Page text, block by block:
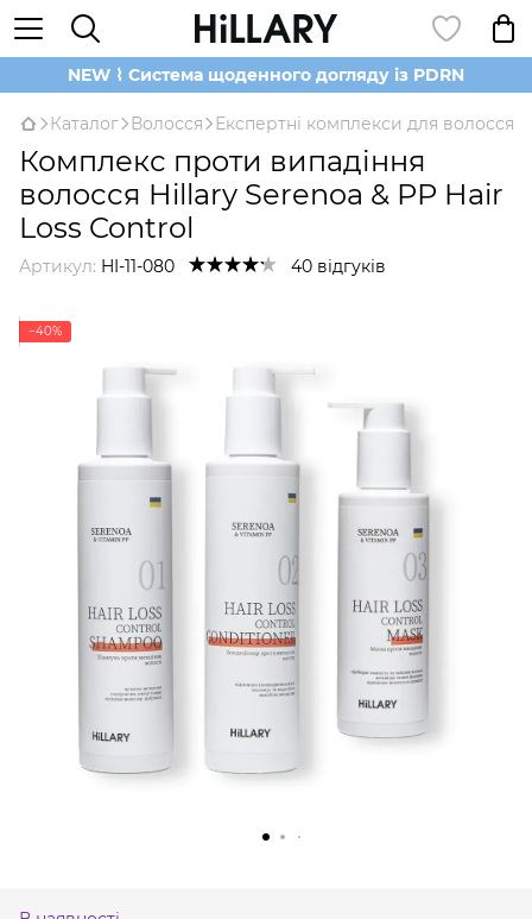
NEW ⌇ Система щоденного догляду із PDRN
Каталог Волосся Експертні комплекси для волосся
Комплекс проти випадіння
волосся Hillary Serenoa & РР Hair
Loss Control
Артикул: HI-11-080 40 відгуків
−40%